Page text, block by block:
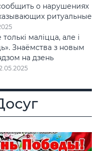
о нарушениях
ритуальные
маліцца, але і
Знаёмства з новым
на дзень